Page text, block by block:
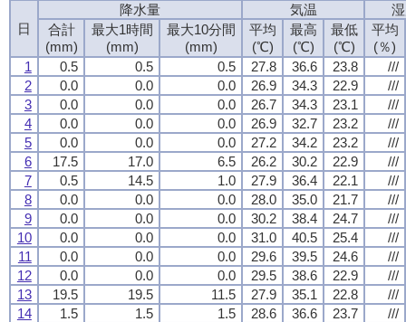
日
降水量 気温
合計
(mm)
最大1時間
(mm)
最大10分間
(mm)
平均
(℃)
最高
(℃)
最低
(℃)
平均
(％)
1
0.5 0.5 0.5 27.8 36.6 23.8
///
2
0.0 0.0 0.0 26.9 34.3 22.9
///
3
0.0 0.0 0.0 26.7 34.3 23.1
///
4
0.0 0.0 0.0 26.9 32.7 23.2
///
5
0.0 0.0 0.0 27.2 34.2 23.2
///
6
17.5 17.0 6.5 26.2 30.2 22.9
///
7
0.5 14.5 1.0 27.9 36.4 22.1
///
8
0.0 0.0 0.0 28.0 35.0 21.7
///
9
0.0 0.0 0.0 30.2 38.4 24.7
///
10
0.0 0.0 0.0 31.0 40.5 25.4
///
11
0.0 0.0 0.0 29.6 39.5 24.6
///
12
0.0 0.0 0.0 29.5 38.6 22.9
///
13
19.5 19.5 11.5 27.9 35.1 22.8
///
14
1.5 1.5 1.5 28.6 36.6 23.7
///